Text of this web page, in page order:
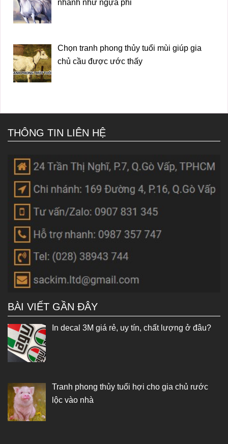
nhanh như ngựa phi
Chọn tranh phong thủy tuổi mùi giúp gia
chủ cầu được ước thấy
THÔNG TIN LIÊN HỆ
BÀI VIẾT GẦN ĐÂY
In decal 3M giá rẻ, uy tín, chất lượng ở đâu?
Tranh phong thủy tuổi hợi cho gia chủ rước
lộc vào nhà